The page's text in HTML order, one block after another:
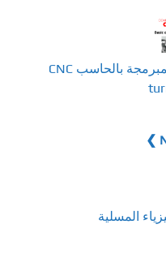
تشغيل أولي علي المخارط المبرمجة بالحاسب CNC
المسلية